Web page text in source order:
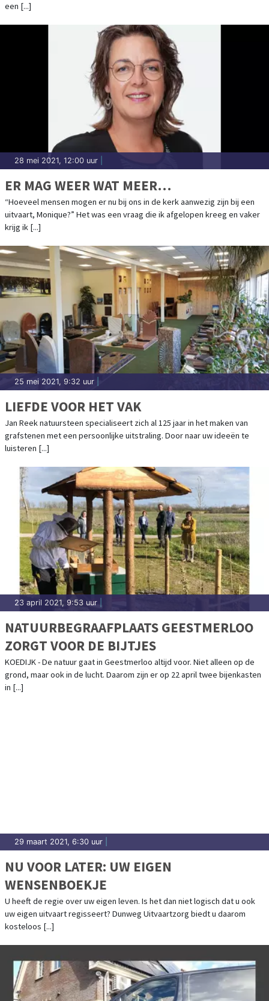
een [...]
28 mei 2021, 12:00 uur
ER MAG WEER WAT MEER…
“Hoeveel mensen mogen er nu bij ons in de kerk aanwezig zijn bij een
uitvaart, Monique?” Het was een vraag die ik afgelopen kreeg en vaker
krijg ik [...]
25 mei 2021, 9:32 uur
LIEFDE VOOR HET VAK
Jan Reek natuursteen specialiseert zich al 125 jaar in het maken van
grafstenen met een persoonlijke uitstraling. Door naar uw ideeën te
luisteren [...]
23 april 2021, 9:53 uur
NATUURBEGRAAFPLAATS GEESTMERLOO
ZORGT VOOR DE BIJTJES
KOEDIJK - De natuur gaat in Geestmerloo altijd voor. Niet alleen op de
grond, maar ook in de lucht. Daarom zijn er op 22 april twee bijenkasten
in [...]
29 maart 2021, 6:30 uur
NU VOOR LATER: UW EIGEN
WENSENBOEKJE
U heeft de regie over uw eigen leven. Is het dan niet logisch dat u ook
uw eigen uitvaart regisseert? Dunweg Uitvaartzorg biedt u daarom
kosteloos [...]